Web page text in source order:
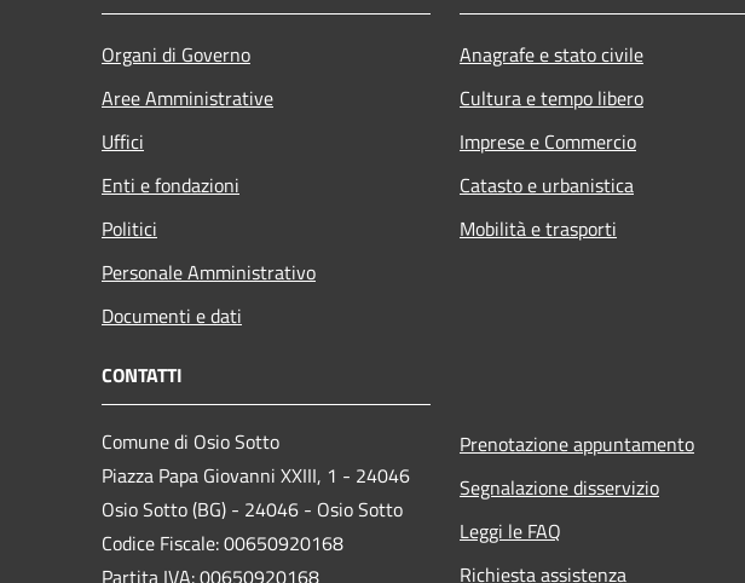
Organi di Governo
Aree Amministrative
Uffici
Enti e fondazioni
Politici
Personale Amministrativo
Documenti e dati
Anagrafe e stato civile
Cultura e tempo libero
Imprese e Commercio
Catasto e urbanistica
Mobilità e trasporti
CONTATTI
Comune di Osio Sotto
Piazza Papa Giovanni XXIII, 1 - 24046
Osio Sotto (BG) - 24046 - Osio Sotto
Codice Fiscale: 00650920168
Partita IVA: 00650920168
Prenotazione appuntamento
Segnalazione disservizio
Leggi le FAQ
Richiesta assistenza